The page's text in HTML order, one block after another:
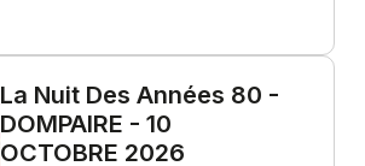
La Nuit Des Années 80 -
DOMPAIRE - 10
OCTOBRE 2026